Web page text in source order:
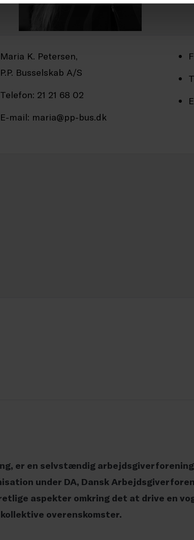
Maria K. Petersen,
P.P. Busselskab A/S
Telefon: 21 21 68 02
E-mail: maria@pp-bus.dk
er en selvstændig
under DA, Dansk
aspekter omkring det at drive en
overenskomster.